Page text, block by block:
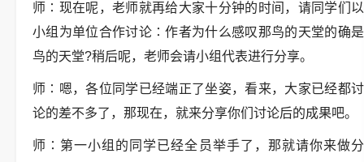
师∶现在呢，老师就再给大家十分钟的时间，请同学们以
小组为单位合作讨论∶作者为什么感叹那鸟的天堂的确是
鸟的天堂?稍后呢，老师会请小组代表进行分享。
师∶嗯，各位同学已经端正了坐姿，看来，大家已经都讨
论的差不多了，那现在，就来分享你们讨论后的成果吧。
师∶第一小组的同学已经全员举手了，那就请你来做分